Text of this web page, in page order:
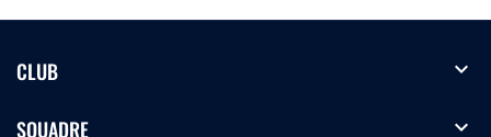
CLUB expand_more
SQUADRE expand_more